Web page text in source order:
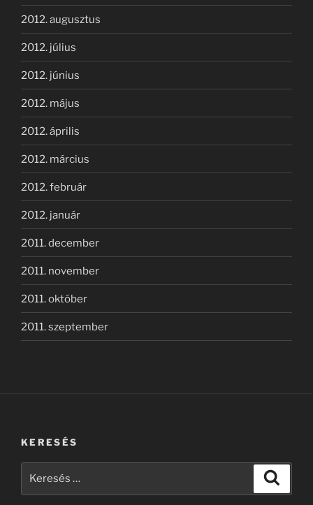
2012. augusztus
2012. július
2012. június
2012. május
2012. április
2012. március
2012. február
2012. január
2011. december
2011. november
2011. október
2011. szeptember
KERESÉS